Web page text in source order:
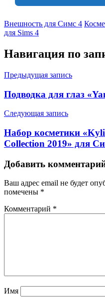
Внешность для Симс 4
для Sims 4
Навигация по
Предыдущая запись
Подводка для глаз
Следующая запись
Набор косметики
Collection 2019» для
Добавить
Ваш адрес email не будет
помечены *
Комментарий *
Имя